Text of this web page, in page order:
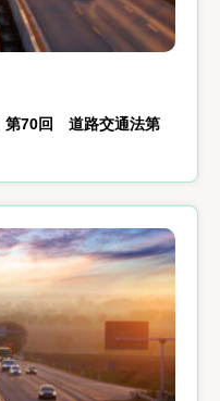
第70回 道路交通法第